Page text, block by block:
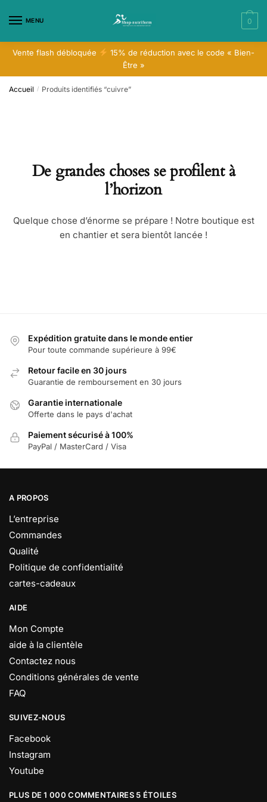
MENU 0
Vente flash débloquée
15% de réduction avec le code « Bien-
Être »
Accueil / Produits identifiés “cuivre”
De grandes choses se profilent à
l’horizon
Quelque chose d’énorme se prépare ! Notre boutique est
en chantier et sera bientôt lancée !
Expédition gratuite dans le monde entier
Pour toute commande supérieure à 99€
Retour facile en 30 jours
Guarantie de remboursement en 30 jours
Garantie internationale
Offerte dans le pays d'achat
Paiement sécurisé à 100%
PayPal / MasterCard / Visa
A PROPOS
L’entreprise
Commandes
Qualité
Politique de confidentialité
cartes-cadeaux
AIDE
Mon Compte
aide à la clientèle
Contactez nous
Conditions générales de vente
FAQ
SUIVEZ-NOUS
Facebook
Instagram
Youtube
PLUS DE 1 000 COMMENTAIRES 5 ÉTOILES